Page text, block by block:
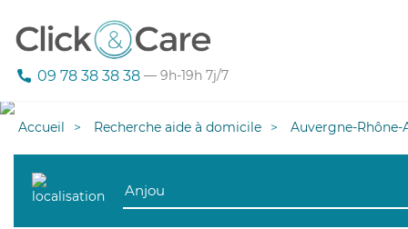
09 78 38 38 38 — 9h-19h 7j/7
Accueil Recherche aide à domicile Auvergne-Rhône-